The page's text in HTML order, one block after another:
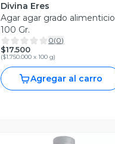
Divina Eres
Agar agar grado alimenticio
100 Gr.
0(0)
$17.500
($1.750.000 x 100 g)
Agregar al carro